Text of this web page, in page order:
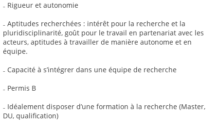
₋ Rigueur et autonomie
₋ Aptitudes recherchées : intérêt pour la recherche et la
pluridisciplinarité, goût pour le travail en partenariat avec les
acteurs, aptitudes à travailler de manière autonome et en
équipe.
₋ Capacité à s’intégrer dans une équipe de recherche
₋ Permis B
₋ Idéalement disposer d’une formation à la recherche (Master,
DU, qualification)